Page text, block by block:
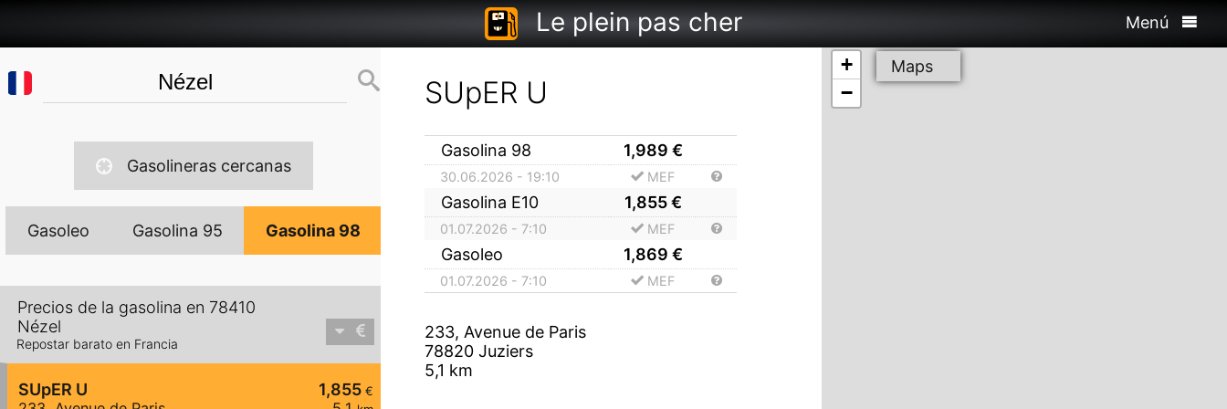
Le plein pas cher Menú
Gasolineras cercanas
Gasoleo Gasolina 95 Gasolina 98
Precios de la gasolina en 78410
Nézel
Repostar barato en Francia
1,855 €
SUpER U
SUpER U
Gasolina 98 1,989 €
30.06.2026 - 19:10 MEF
Gasolina E10 1,855€
01.07.2026 - 7:10 MEF
Gasoleo 1,869 €
01.07.2026 - 7:10 MEF
233, Avenue de Paris
78820 Juziers
5,1 km
+
−
Maps